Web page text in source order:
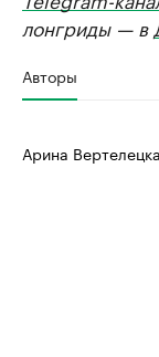
лонгриды — в
Авторы
Арина